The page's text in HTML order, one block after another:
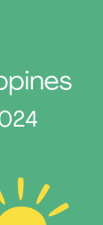
où tu pourras
de l’atelier
tes copines